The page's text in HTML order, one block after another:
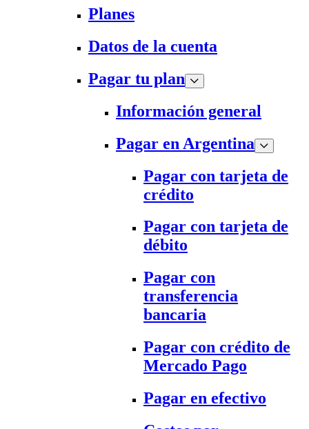
Planes
Datos de la cuenta
Pagar tu plan
Información general
Pagar en Argentina
Pagar con tarjeta de
crédito
Pagar con tarjeta de
débito
Pagar con
transferencia
bancaria
Pagar con crédito de
Mercado Pago
Pagar en efectivo